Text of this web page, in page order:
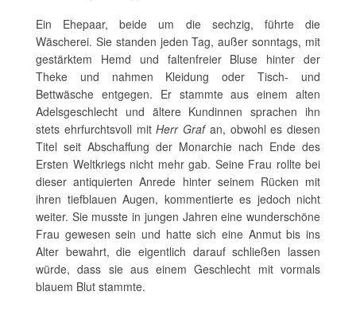
Ein Ehepaar, beide um die sechzig, führte die
Wäscherei. Sie standen jeden Tag, außer sonntags, mit
gestärktem Hemd und faltenfreier Bluse hinter der
Theke und nahmen Kleidung oder Tisch- und
Bettwäsche entgegen. Er stammte aus einem alten
Adelsgeschlecht und ältere Kundinnen sprachen ihn
stets ehrfurchtsvoll mitHerr Grafan, obwohl es diesen
Titel seit Abschaffung der Monarchie nach Ende des
Ersten Weltkriegs nicht mehr gab. Seine Frau rollte bei
dieser antiquierten Anrede hinter seinem Rücken mit
ihren tiefblauen Augen, kommentierte es jedoch nicht
weiter. Sie musste in jungen Jahren eine wunderschöne
Frau gewesen sein und hatte sich eine Anmut bis ins
Alter bewahrt, die eigentlich darauf schließen lassen
würde, dass sie aus einem Geschlecht mit vormals
blauem Blut stammte.